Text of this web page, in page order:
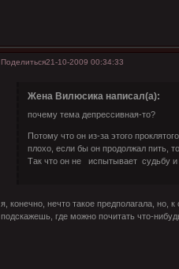
Поделиться21-10-2009 00:34:33
Жена Вилюсика написал(а):
почему тема депрессивная-то?
Потому что он из-за этого
плохо, если бы он продолжал пить,
Так что он не испытывает судьбу и
я, конечно, нечто такое предполагала,
подскажешь, где можно почитать что-